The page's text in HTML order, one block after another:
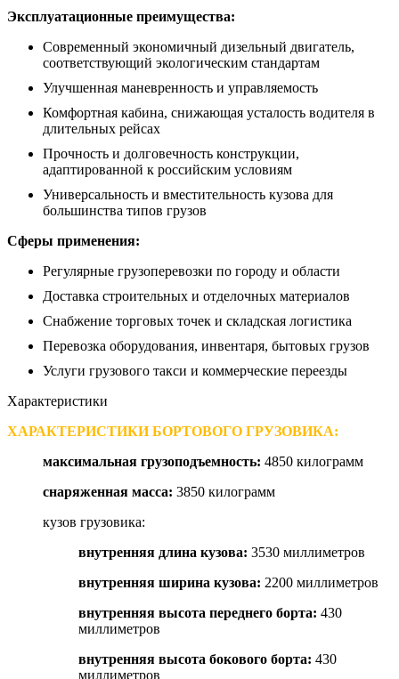
Эксплуатационные преимущества:
Современный экономичный дизельный двигатель,
соответствующий экологическим стандартам
Улучшенная маневренность и управляемость
Комфортная кабина, снижающая усталость водителя в
длительных рейсах
Прочность и долговечность конструкции,
адаптированной к российским условиям
Универсальность и вместительность кузова для
большинства типов грузов
Сферы применения:
Регулярные грузоперевозки по городу и области
Доставка строительных и отделочных материалов
Снабжение торговых точек и складская логистика
Перевозка оборудования, инвентаря, бытовых грузов
Услуги грузового такси и коммерческие переезды
Характеристики
ХАРАКТЕРИСТИКИ БОРТОВОГО ГРУЗОВИКА:
максимальная грузоподъемность: 4850 килограмм
снаряженная масса: 3850 килограмм
кузов грузовика:
внутренняя длина кузова: 3530 миллиметров
внутренняя ширина кузова: 2200 миллиметров
внутренняя высота переднего борта: 430
миллиметров
внутренняя высота бокового борта: 430
миллиметров